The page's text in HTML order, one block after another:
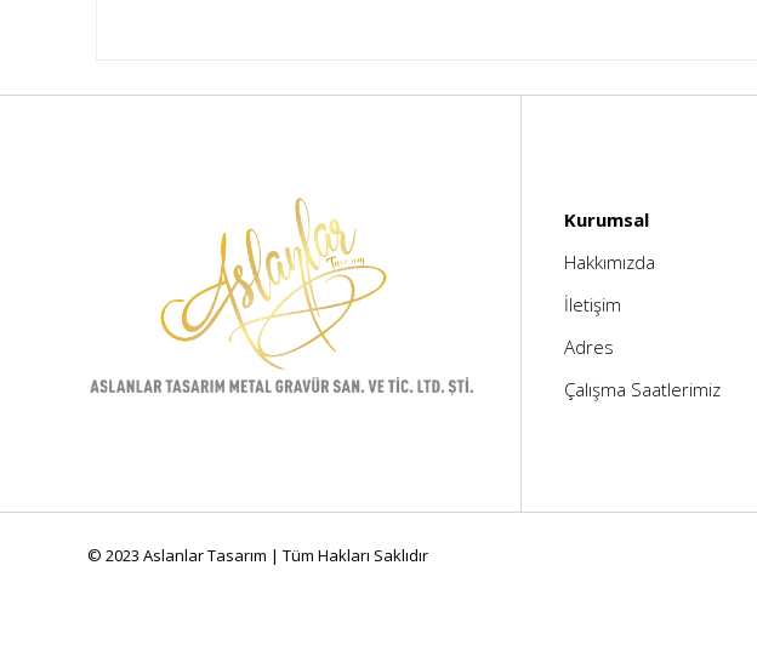
Kurumsal
Hakkımızda
İletişim
Adres
Çalışma Saatlerimiz
© 2023 Aslanlar Tasarım | Tüm Hakları Saklıdır